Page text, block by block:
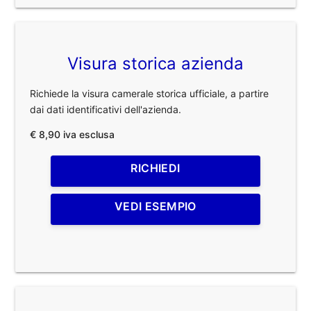
Visura storica azienda
Richiede la visura camerale storica ufficiale, a partire
dai dati identificativi dell'azienda.
€ 8,90 iva esclusa
RICHIEDI
VEDI ESEMPIO